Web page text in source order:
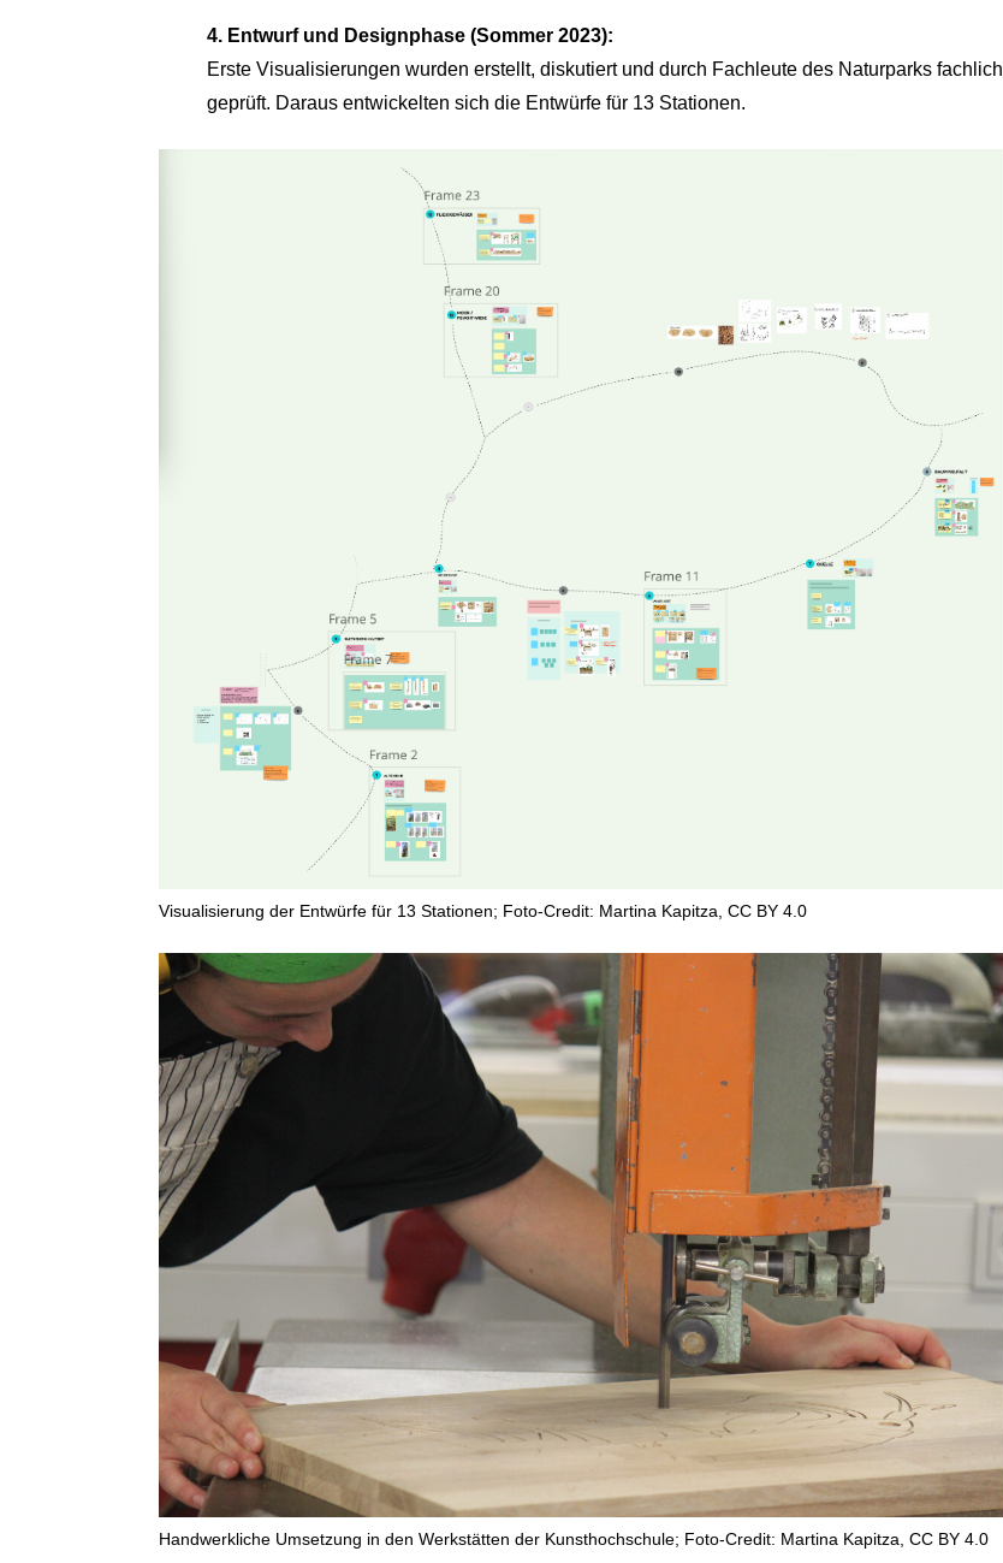
4. Entwurf und Designphase (Sommer 2023):
Erste Visualisierungen wurden erstellt, diskutiert und durch Fachleute des Naturparks fachlich
geprüft. Daraus entwickelten sich die Entwürfe für 13 Stationen.
Visualisierung der Entwürfe für 13 Stationen; Foto-Credit: Martina Kapitza, CC BY 4.0
Handwerkliche Umsetzung in den Werkstätten der Kunsthochschule; Foto-Credit: Martina Kapitza, CC BY 4.0